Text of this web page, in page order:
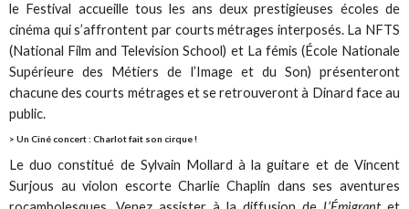
le Festival accueille tous les ans deux prestigieuses écoles de
cinéma qui s’affrontent par courts métrages interposés. La NFTS
(National Film and Television School) et La fémis (École Nationale
Supérieure des Métiers de l’Image et du Son) présenteront
chacune des courts métrages et se retrouveront à Dinard face au
public.
> Un Ciné concert : Charlot fait son cirque !
Le duo constitué de Sylvain Mollard à la guitare et de Vincent
Surjous au violon escorte Charlie Chaplin dans ses aventures